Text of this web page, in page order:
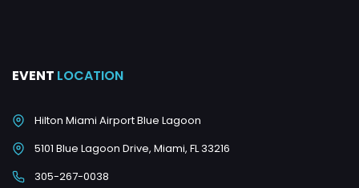
EVENT LOCATION
Hilton Miami Airport Blue Lagoon
5101 Blue Lagoon Drive, Miami, FL 33216
305-267-0038